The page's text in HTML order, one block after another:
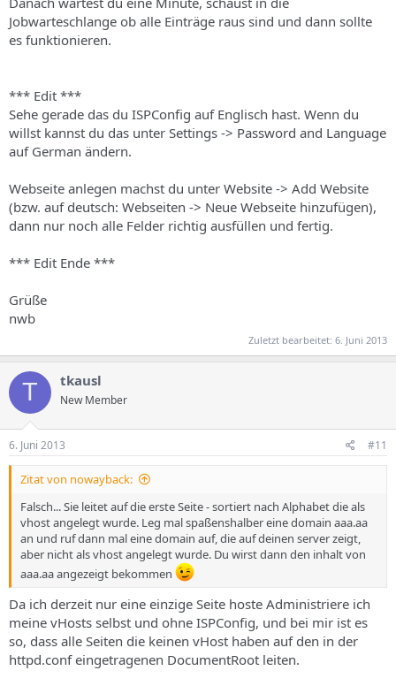
Jobwarteschlange ob alle Einträge raus sind und dann sollte
es funktionieren.
*** Edit ***
Sehe gerade das du ISPConfig auf Englisch hast. Wenn du
willst kannst du das unter Settings -> Password and Language
auf German ändern.
Webseite anlegen machst du unter Website -> Add Website
(bzw. auf deutsch: Webseiten -> Neue Webseite hinzufügen),
dann nur noch alle Felder richtig ausfüllen und fertig.
*** Edit Ende ***
Grüße
nwb
Zuletzt bearbeitet: 6. Juni 2013
T tkausl
New Member
6. Juni 2013 #11
Zitat von nowayback:
Falsch... Sie leitet auf die erste Seite - sortiert nach Alphabet die als
vhost angelegt wurde. Leg mal spaßenshalber eine domain aaa.aa
an und ruf dann mal eine domain auf, die auf deinen server zeigt,
aber nicht als vhost angelegt wurde. Du wirst dann den inhalt von
aaa.aa angezeigt bekommen
Da ich derzeit nur eine einzige Seite hoste Administriere ich
meine vHosts selbst und ohne ISPConfig, und bei mir ist es
so, dass alle Seiten die keinen vHost haben auf den in der
httpd.conf eingetragenen DocumentRoot leiten.